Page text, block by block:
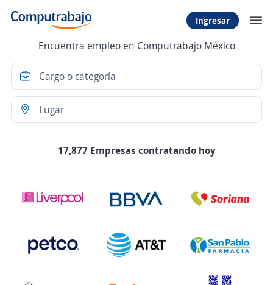
Ingresar
Encuentra empleo en Computrabajo México
17,877 Empresas contratando hoy